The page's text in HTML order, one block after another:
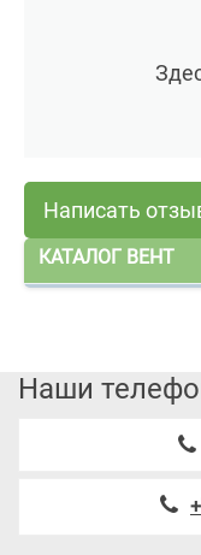
Написать
КАТАЛОГ ВЕНТ
Наши